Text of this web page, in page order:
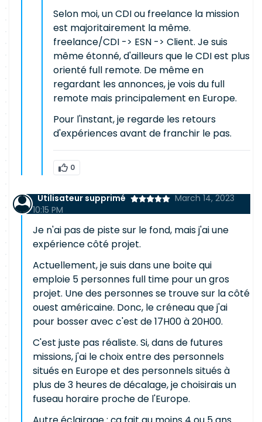
Selon moi, un CDI ou freelance la mission
est majoritairement la même.
freelance/CDI -> ESN -> Client. Je suis
même étonné, d'ailleurs que le CDI est plus
orienté full remote. De même en
regardant les annonces, je vois du full
remote mais principalement en Europe.
Pour l'instant, je regarde les retours
d'expériences avant de franchir le pas.
0
Utilisateur supprimé
March 14, 2023
10:15 PM
Je n'ai pas de piste sur le fond, mais j'ai une
expérience côté projet.
Actuellement, je suis dans une boite qui
emploie 5 personnes full time pour un gros
projet. Une des personnes se trouve sur la côté
ouest américaine. Donc, le créneau que j'ai
pour bosser avec c'est de 17H00 à 20H00.
C'est juste pas réaliste. Si, dans de futures
missions, j'ai le choix entre des personnels
situés en Europe et des personnels situés à
plus de 3 heures de décalage, je choisirais un
fuseau horaire proche de l'Europe.